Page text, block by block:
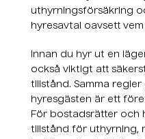
uthyrningsförsäkring
hyresavtal oavsett
Innan du hyr ut en
också viktigt att
tillstånd. Samma
hyresgästen är ett
För bostadsrätter och
tillstånd för uthyrning,